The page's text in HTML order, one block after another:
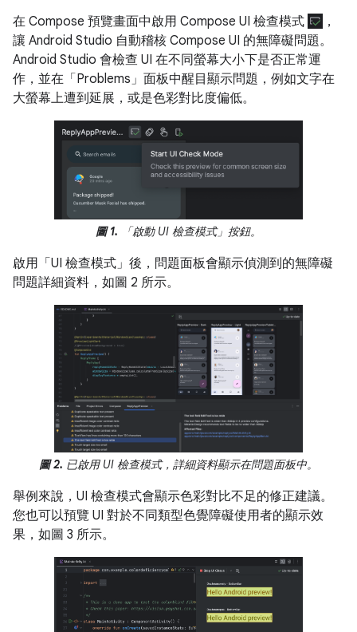
在 Compose 預覽畫面中啟用 Compose UI 檢查模式
，
讓 Android Studio 自動稽核 Compose UI 的無障礙問題。
Android Studio 會檢查 UI 在不同螢幕大小下是否正常運
作，並在「Problems」面板中醒目顯示問題，例如文字在
大螢幕上遭到延展，或是色彩對比度偏低。
圖 1. 「啟動 UI 檢查模式」按鈕。
啟用「UI 檢查模式」後，問題面板會顯示偵測到的無障礙
問題詳細資料，如圖 2 所示。
圖 2. 已啟用 UI 檢查模式，詳細資料顯示在問題面板中。
舉例來說，UI 檢查模式會顯示色彩對比不足的修正建議。
您也可以預覽 UI 對於不同類型色覺障礙使用者的顯示效
果，如圖 3 所示。